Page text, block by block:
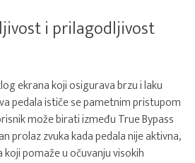
i prilagodljivost
ekrana koji osigurava brzu i laku
pedala ističe se pametnim pristupom
može birati između True Bypass
prolaz zvuka kada pedala nije aktivna,
koji pomaže u očuvanju visokih